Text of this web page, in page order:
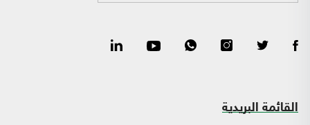
القائمة البريدية